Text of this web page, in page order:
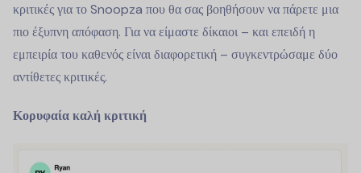
κριτικές για το Snoopza που θα σας βοηθήσουν να πάρετε μια
πιο έξυπνη απόφαση. Για να είμαστε δίκαιοι – και επειδή η
εμπειρία του καθενός είναι διαφορετική – συγκεντρώσαμε δύο
αντίθετες κριτικές.
Κορυφαία καλή κριτική